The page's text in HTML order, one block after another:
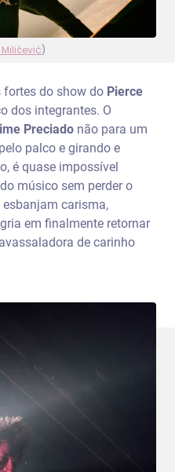
Miličević)
do show do Pierce
dos integrantes. O
Preciado não para um
palco e girando e
é quase impossível
músico sem perder o
carisma,
em finalmente retornar
de carinho